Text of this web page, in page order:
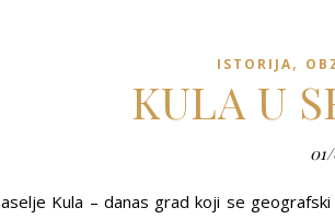
ISTORIJA,
KULA U
aselje Kula – danas grad koji se